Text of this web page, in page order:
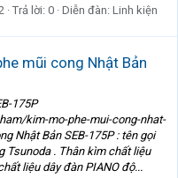
Trả lời: 0 Diễn đàn: Linh kiện
mũi cong Nhật Bản
175P
kim-mo-phe-mui-cong-nhat-
Nhật Bản SEB-175P : tên gọi
Tsunoda . Thân kìm chất liệu
liệu dây đàn PIANO độ...